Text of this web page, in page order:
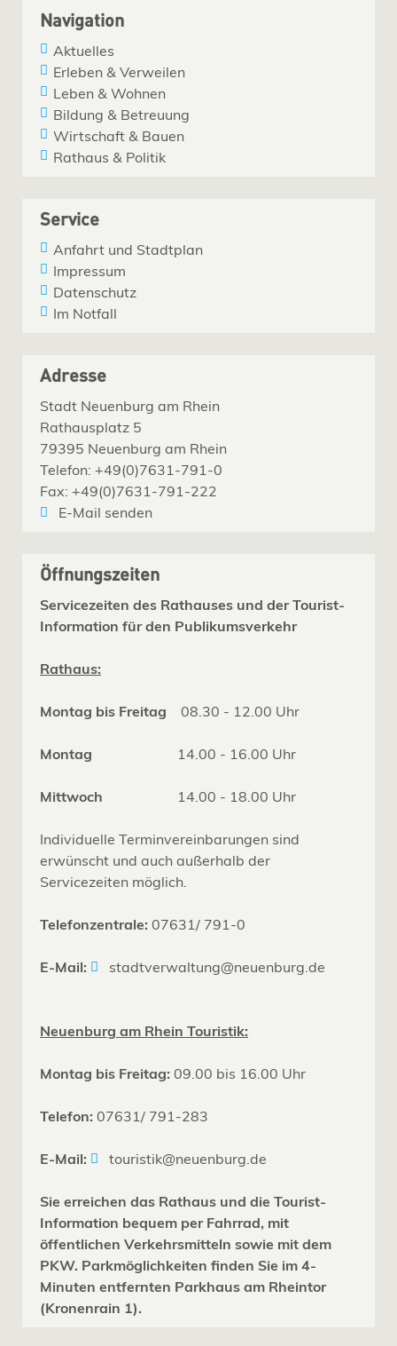
Navigation
Aktuelles
Erleben & Verweilen
Leben & Wohnen
Bildung & Betreuung
Wirtschaft & Bauen
Rathaus & Politik
Service
Anfahrt und Stadtplan
Impressum
Datenschutz
Im Notfall
Adresse
Stadt Neuenburg am Rhein
Rathausplatz 5
79395 Neuenburg am Rhein
Telefon: +49(0)7631-791-0
Fax: +49(0)7631-791-222
E-Mail senden
Öffnungszeiten
Servicezeiten des Rathauses und der Tourist-
Information für den Publikumsverkehr
Rathaus:
Montag bis Freitag 08.30 - 12.00 Uhr
Montag 14.00 - 16.00 Uhr
Mittwoch 14.00 - 18.00 Uhr
Individuelle Terminvereinbarungen sind
erwünscht und auch außerhalb der
Servicezeiten möglich.
Telefonzentrale: 07631/ 791-0
E-Mail: stadtverwaltung@neuenburg.de
Neuenburg am Rhein Touristik:
Montag bis Freitag: 09.00 bis 16.00 Uhr
Telefon: 07631/ 791-283
E-Mail: touristik@neuenburg.de
Sie erreichen das Rathaus und die Tourist-
Information bequem per Fahrrad, mit
öffentlichen Verkehrsmitteln sowie mit dem
PKW. Parkmöglichkeiten finden Sie im 4-
Minuten entfernten Parkhaus am Rheintor
(Kronenrain 1).